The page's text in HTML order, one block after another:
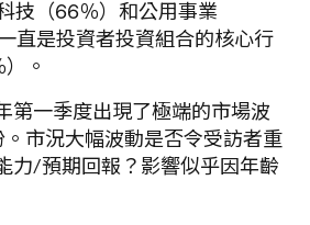
技（66％）和公用事業
直是投資者投資組合的核心行
。
第一季度出現了極端的市場波
市況大幅波動是否令受訪者重
力/預期回報？影響似乎因年齡